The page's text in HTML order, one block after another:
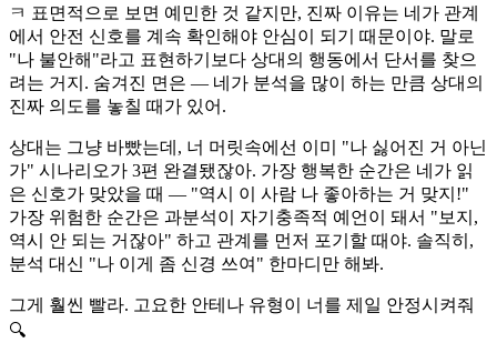
ㅋ 표면적으로 보면 예민한 것 같지만, 진짜 이유는 네가 관계
에서 안전 신호를 계속 확인해야 안심이 되기 때문이야. 말로
"나 불안해"라고 표현하기보다 상대의 행동에서 단서를 찾으
려는 거지. 숨겨진 면은 — 네가 분석을 많이 하는 만큼 상대의
진짜 의도를 놓칠 때가 있어.
상대는 그냥 바빴는데, 너 머릿속에선 이미 "나 싫어진 거 아닌
가" 시나리오가 3편 완결됐잖아. 가장 행복한 순간은 네가 읽
은 신호가 맞았을 때 — "역시 이 사람 나 좋아하는 거 맞지!"
가장 위험한 순간은 과분석이 자기충족적 예언이 돼서 "보지,
역시 안 되는 거잖아" 하고 관계를 먼저 포기할 때야. 솔직히,
분석 대신 "나 이게 좀 신경 쓰여" 한마디만 해봐.
그게 훨씬 빨라. 고요한 안테나 유형이 너를 제일 안정시켜줘
🔍